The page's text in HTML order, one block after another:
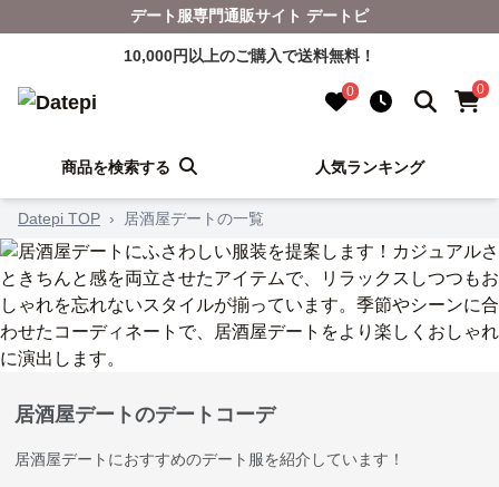
デート服専門通販サイト デートピ
10,000円以上のご購入で送料無料！
0 0
商品を検索する 人気ランキング
Datepi TOP › 居酒屋デートの一覧
居酒屋デートのデートコーデ
居酒屋デートにおすすめのデート服を紹介しています！